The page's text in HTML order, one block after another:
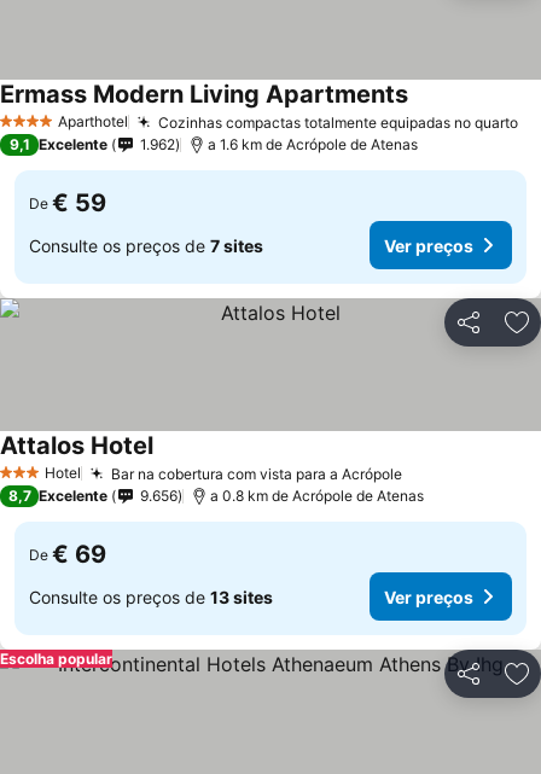
4 EstrelasAparthotel Cozinhas compactas totalmente equipadas no quarto
Ermass Modern Living Apartments
9,1 Excelente 1.962 a 1.6 km de Acrópole de Atenas
De € 59
Consulte os preços de 7 sites Ver preços
Partilhar
3 EstrelasHotel Bar na cobertura com vista para a Acrópole
Attalos Hotel
8,7 Excelente 9.656 a 0.8 km de Acrópole de Atenas
De € 69
Consulte os preços de 13 sites Ver preços
Partilhar
Escolha popular